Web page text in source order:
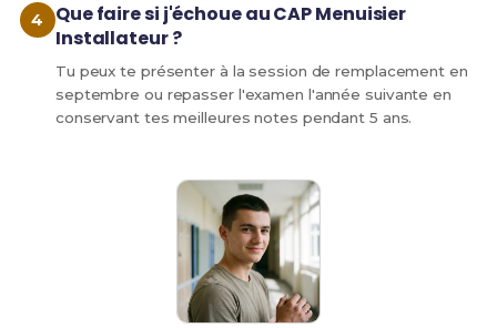
Que faire si j'échoue au CAP Menuisier
Installateur ?
Tu peux te présenter à la session de remplacement en
septembre ou repasser l'examen l'année suivante en
conservant tes meilleures notes pendant 5 ans.